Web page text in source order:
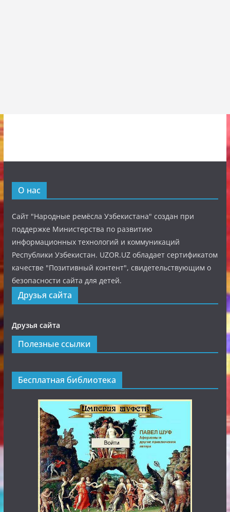
О нас
Сайт "Народные ремёсла Узбекистана" создан при
поддержке Министерства по развитию
информационных технологий и коммуникаций
Республики Узбекистан. UZOR.UZ обладает сертификатом
качестве "Позитивный контент", свидетельствующим о
безопасности сайта для детей.
Друзья сайта
Друзья сайта
Полезные ссылки
Бесплатная библиотека